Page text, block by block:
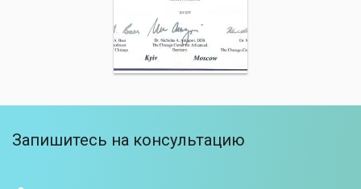
Запишитесь на консультацию